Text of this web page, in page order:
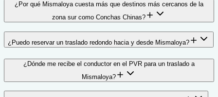
¿Por qué Mismaloya cuesta más que destinos más cercanos de la
zona sur como Conchas Chinas?
¿Puedo reservar un traslado redondo hacia y desde Mismaloya?
¿Dónde me recibe el conductor en el PVR para un traslado a
Mismaloya?